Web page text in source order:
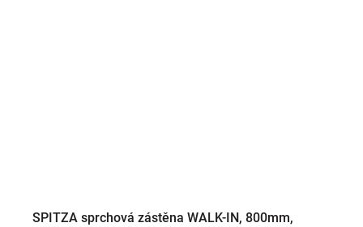
SPITZA sprchová zástěna WALK-IN, 800mm,